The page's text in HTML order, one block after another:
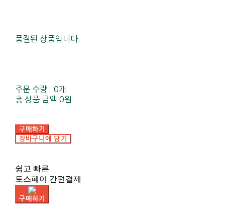
품절된 상품입니다.
주문 수량
0개
총 상품 금액 0원
구매하기
장바구니에 담기
쉽고 빠른
토스페이 간편결제
구매하기